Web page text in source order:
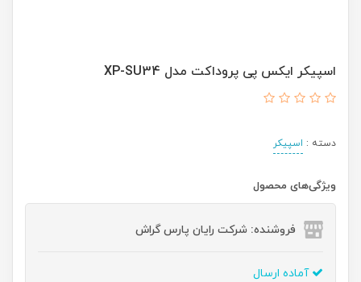
اسپیکر ایکس پی پروداکت مدل XP-SU34
دسته : اسپیکر
ویژگی‌های محصول
فروشنده: شرکت رایان پارس گراش
آماده ارسال